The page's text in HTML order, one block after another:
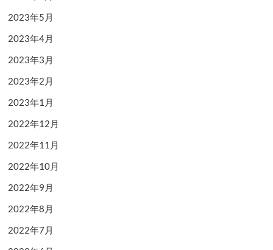
2023年5月
2023年4月
2023年3月
2023年2月
2023年1月
2022年12月
2022年11月
2022年10月
2022年9月
2022年8月
2022年7月